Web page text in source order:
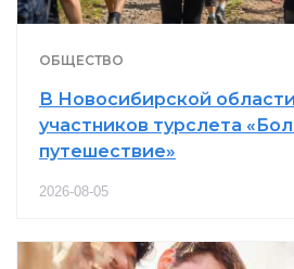
ОБЩЕСТВО
В Новосибирской
участников турслета
путешествие»
2026-08-05